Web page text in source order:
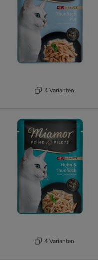
4 Varianten
4 Varianten